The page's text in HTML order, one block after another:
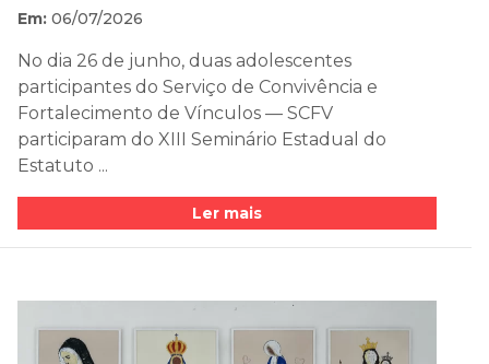
Em: 06/07/2026
No dia 26 de junho, duas adolescentes
participantes do Serviço de Convivência e
Fortalecimento de Vínculos — SCFV
participaram do XIII Seminário Estadual do
Estatuto ...
Ler mais